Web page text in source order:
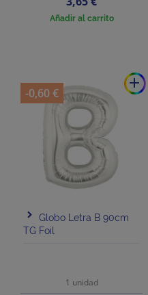
Añadir al carrito
add
Globo Letra B 90cm
TG Foil
1 unidad
-0,60 €